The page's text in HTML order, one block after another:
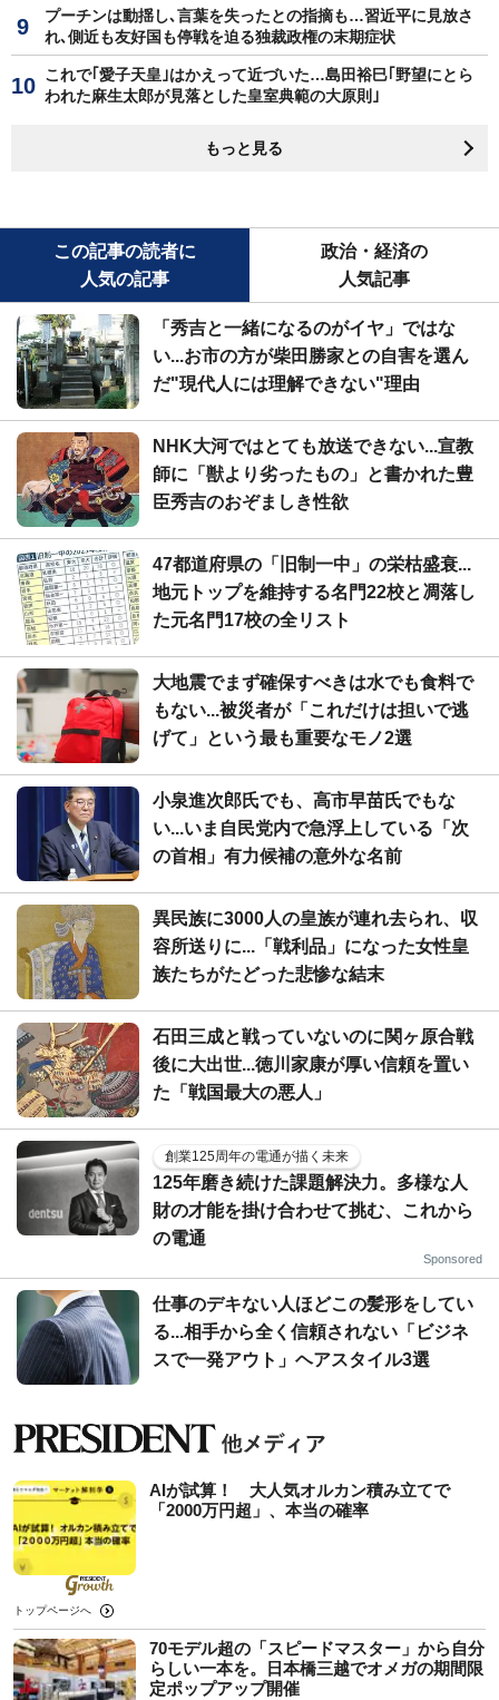
プーチンは動揺し､言葉を失ったとの指摘も…習近平に見放さ
れ､側近も友好国も停戦を迫る独裁政権の末期症状
これで｢愛子天皇｣はかえって近づいた…島田裕巳｢野望にとら
われた麻生太郎が見落とした皇室典範の大原則｣
もっと見る
この記事の読者に
人気の記事
政治・経済の
人気記事
「秀吉と一緒になるのがイヤ」ではな
い...お市の方が柴田勝家との自害を選ん
だ"現代人には理解できない"理由
NHK大河ではとても放送できない...宣教
師に「獣より劣ったもの」と書かれた豊
臣秀吉のおぞましき性欲
47都道府県の「旧制一中」の栄枯盛衰...
地元トップを維持する名門22校と凋落し
た元名門17校の全リスト
大地震でまず確保すべきは水でも食料で
もない...被災者が「これだけは担いで逃
げて」という最も重要なモノ2選
小泉進次郎氏でも、高市早苗氏でもな
い...いま自民党内で急浮上している「次
の首相」有力候補の意外な名前
異民族に3000人の皇族が連れ去られ、収
容所送りに...「戦利品」になった女性皇
族たちがたどった悲惨な結末
石田三成と戦っていないのに関ヶ原合戦
後に大出世...徳川家康が厚い信頼を置い
た「戦国最大の悪人」
創業125周年の電通が描く未来
125年磨き続けた課題解決力。多様な人
財の才能を掛け合わせて挑む、これから
の電通
Sponsored
仕事のデキない人ほどこの髪形をしてい
る...相手から全く信頼されない「ビジネ
スで一発アウト」ヘアスタイル3選
AIが試算！ 大人気オルカン積み立てで
「2000万円超」、本当の確率
トップページへ
70モデル超の「スピードマスター」から自分
らしい一本を。日本橋三越でオメガの期間限
定ポップアップ開催